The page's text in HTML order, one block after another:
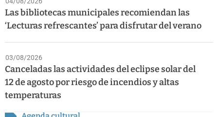
Las bibliotecas municipales recomiendan las
‘Lecturas refrescantes’ para disfrutar del verano
03/08/2026
Canceladas las actividades del eclipse solar del
12 de agosto por riesgo de incendios y altas
temperaturas